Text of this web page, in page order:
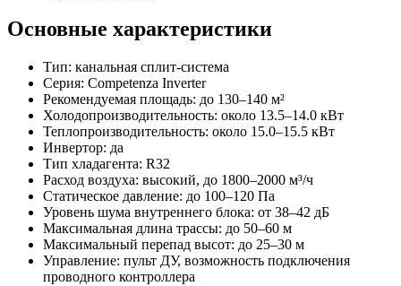
Основные характеристики
Тип: канальная сплит-система
Серия: Competenza Inverter
Рекомендуемая площадь: до 130–140 м²
Холодопроизводительность: около 13.5–14.0 кВт
Теплопроизводительность: около 15.0–15.5 кВт
Инвертор: да
Тип хладагента: R32
Расход воздуха: высокий, до 1800–2000 м³/ч
Статическое давление: до 100–120 Па
Уровень шума внутреннего блока: от 38–42 дБ
Максимальная длина трассы: до 50–60 м
Максимальный перепад высот: до 25–30 м
Управление: пульт ДУ, возможность подключения
проводного контроллера